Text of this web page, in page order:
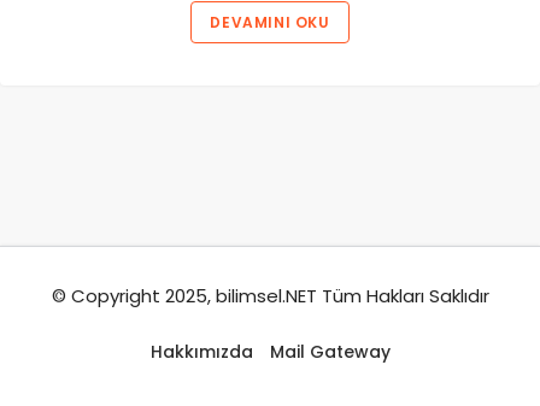
DEVAMINI OKU
© Copyright 2025, bilimsel.NET Tüm Hakları Saklıdır
Hakkımızda Mail Gateway